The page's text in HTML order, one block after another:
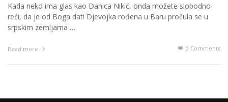
Kada neko ima glas kao Danica Nikić, onda možete slobodno
reći, da je od Boga dat! Djevojka rođena u Baru pročula se u
srpskim zemljama …
Read more 0 Comments